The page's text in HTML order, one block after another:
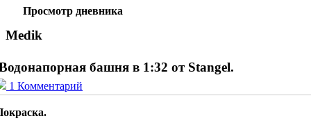
Просмотр дневника
Medik
башня в 1:32 от Stangel.
1 Комментарий